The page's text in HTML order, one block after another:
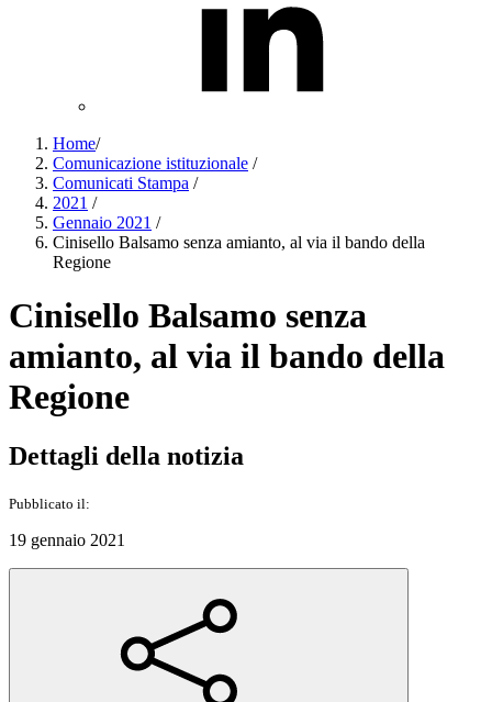
Home/
Comunicazione istituzionale /
Comunicati Stampa /
2021 /
Gennaio 2021 /
Cinisello Balsamo senza amianto, al via il bando della
Regione
Cinisello Balsamo senza
amianto, al via il bando della
Regione
Dettagli della notizia
Pubblicato il:
19 gennaio 2021